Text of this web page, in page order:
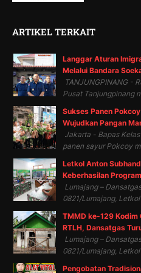
ARTIKEL TERKAIT
Langgar Aturan
Melalui Bandara
TANJUNGPINANG -
Pusat Tanjungpinang
Sukses Panen
Wujudkan Pangan
Jakarta - Bapas
panen sayur Pokcoy
Letkol Anton
Keberhasilan
Lumajang –
0821/Lumajang,
TMMD ke-129 Kodim
RTLH, Dansatgas
Lumajang –
0821/Lumajang,
Pengobatan